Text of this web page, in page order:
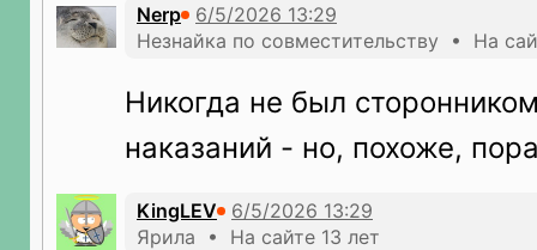
Nerp
Незнайка по совместительству • На
Никогда не был
наказаний - но, похоже,
KingLEV
Ярила • На сайте 13 лет